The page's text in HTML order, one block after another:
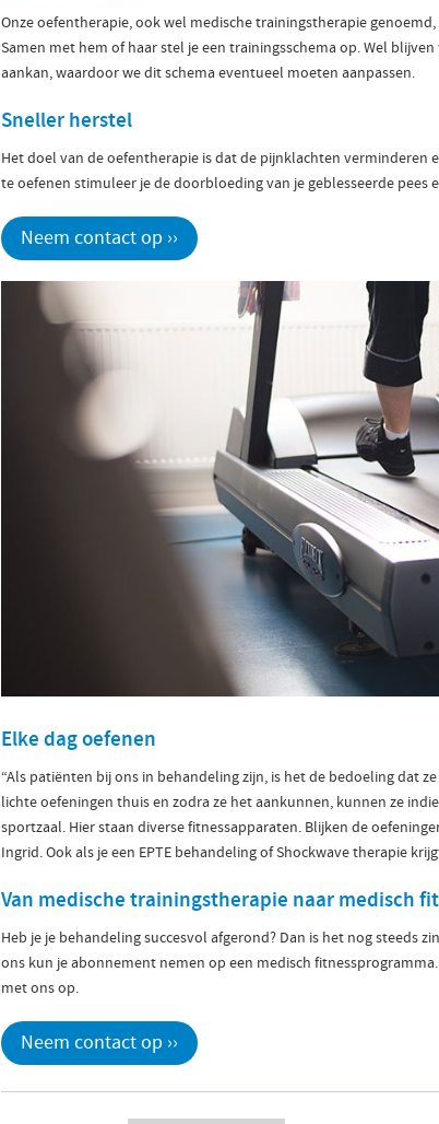
Onze oefentherapie, ook wel medische trainingstherapie
Samen met hem of haar stel je een trainingsschema op. Wel
aankan, waardoor we dit schema eventueel moeten aanpassen.
Sneller herstel
Het doel van de oefentherapie is dat de pijnklachten
te oefenen stimuleer je de doorbloeding van je geblesseerde pees
Neem contact op ››
Elke dag oefenen
“Als patiënten bij ons in behandeling zijn, is het de bedoeling dat
lichte oefeningen thuis en zodra ze het aankunnen, kunnen ze
sportzaal. Hier staan diverse fitnessapparaten. Blijken de
Ingrid. Ook als je een EPTE behandeling of Shockwave therapie
Van medische trainingstherapie naar medisch
Heb je je behandeling succesvol afgerond? Dan is het nog steeds
ons kun je abonnement nemen op een medisch
met ons op.
Neem contact op ››